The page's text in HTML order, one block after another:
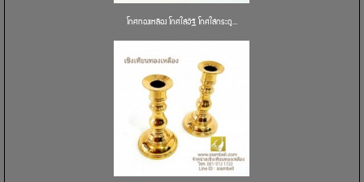
โกศทองเหลือง โกศใส่อัฐิ โกศใส่กระดู...